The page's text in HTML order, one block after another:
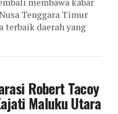
Tenggara Timur
terbaik daerah yang
Robert Tacoy
Maluku Utara